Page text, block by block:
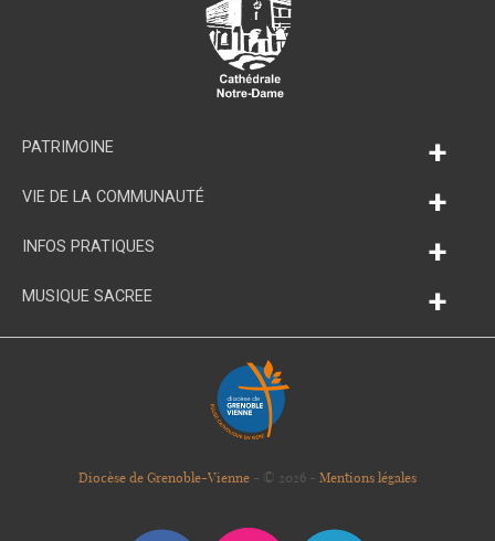
PATRIMOINE +
VIE DE LA COMMUNAUTÉ +
INFOS PRATIQUES +
MUSIQUE SACREE +
Diocèse de Grenoble-Vienne - © 2026 - Mentions légales